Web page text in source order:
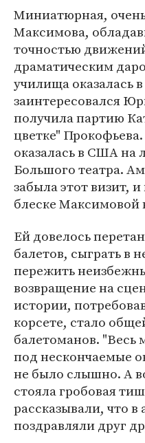
Миниатюрная,
Максимова,
точностью
драматическим
училища оказалась
заинтересовался
получила партию
цветке"
оказалась в США на
Большого театра.
забыла этот визит,
блеске Максимовой
Ей довелось
балетов, сыграть в
пережить
возвращение на
истории,
корсете, стало
балетоманов.
под нескончаемые
не было слышно. А
стояла гробовая
рассказывали, что
поздравляли друг